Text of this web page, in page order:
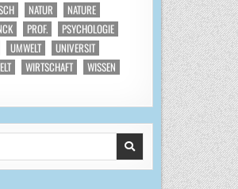
NATUR
NATURE
PROF.
PSYCHOLOGIE
UMWELT
UNIVERSIT
WIRTSCHAFT
WISSEN